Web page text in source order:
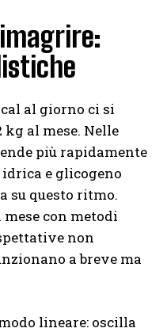
al giorno ci si
kg al mese. Nelle
più rapidamente
e glicogeno
su questo ritmo.
con metodi
non
a breve ma
lineare: oscilla